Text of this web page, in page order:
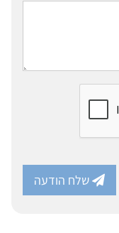
שלח הודעה